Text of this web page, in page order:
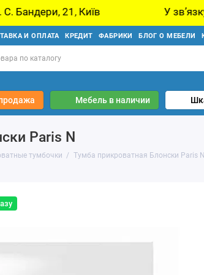
У звʼязку з
И ОПЛАТА КРЕДИТ ФАБРИКИ БЛОГ О МЕБЕЛИ
Мебель в наличии
Paris N
тумбочки Тумба прикроватная Блонски Paris N